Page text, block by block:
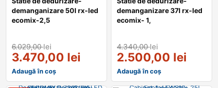
demanganizare 50l rx-led
ecomix-2,5
6.029,00lei
3.470,00 lei
Adaugă în coș
demanganizare 37l rx-led
ecomix- 1,
4.340,00lei
2.500,00 lei
Adaugă în coș